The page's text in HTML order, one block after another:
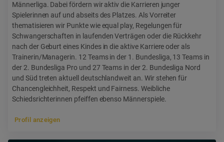
Männerliga. Dabei fördern wir aktiv die Karrieren junger
Spielerinnen auf und abseits des Platzes. Als Vorreiter
thematisieren wir Punkte wie equal play, Regelungen für
Schwangerschaften in laufenden Verträgen oder die Rückkehr
nach der Geburt eines Kindes in die aktive Karriere oder als
Trainerin/Managerin. 12 Teams in der 1. Bundesliga, 13 Teams in
der 2. Bundesliga Pro und 27 Teams in der 2. Bundesliga Nord
und Süd treten aktuell deutschlandweit an. Wir stehen für
Chancengleichheit, Respekt und Fairness. Weibliche
Schiedsrichterinnen pfeiffen ebenso Männerspiele.
Profil anzeigen